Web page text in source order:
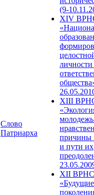
Слово
Патриарха
(9-
XIV
XIII
причины
и пути их
XII ВРНС
«Будущие